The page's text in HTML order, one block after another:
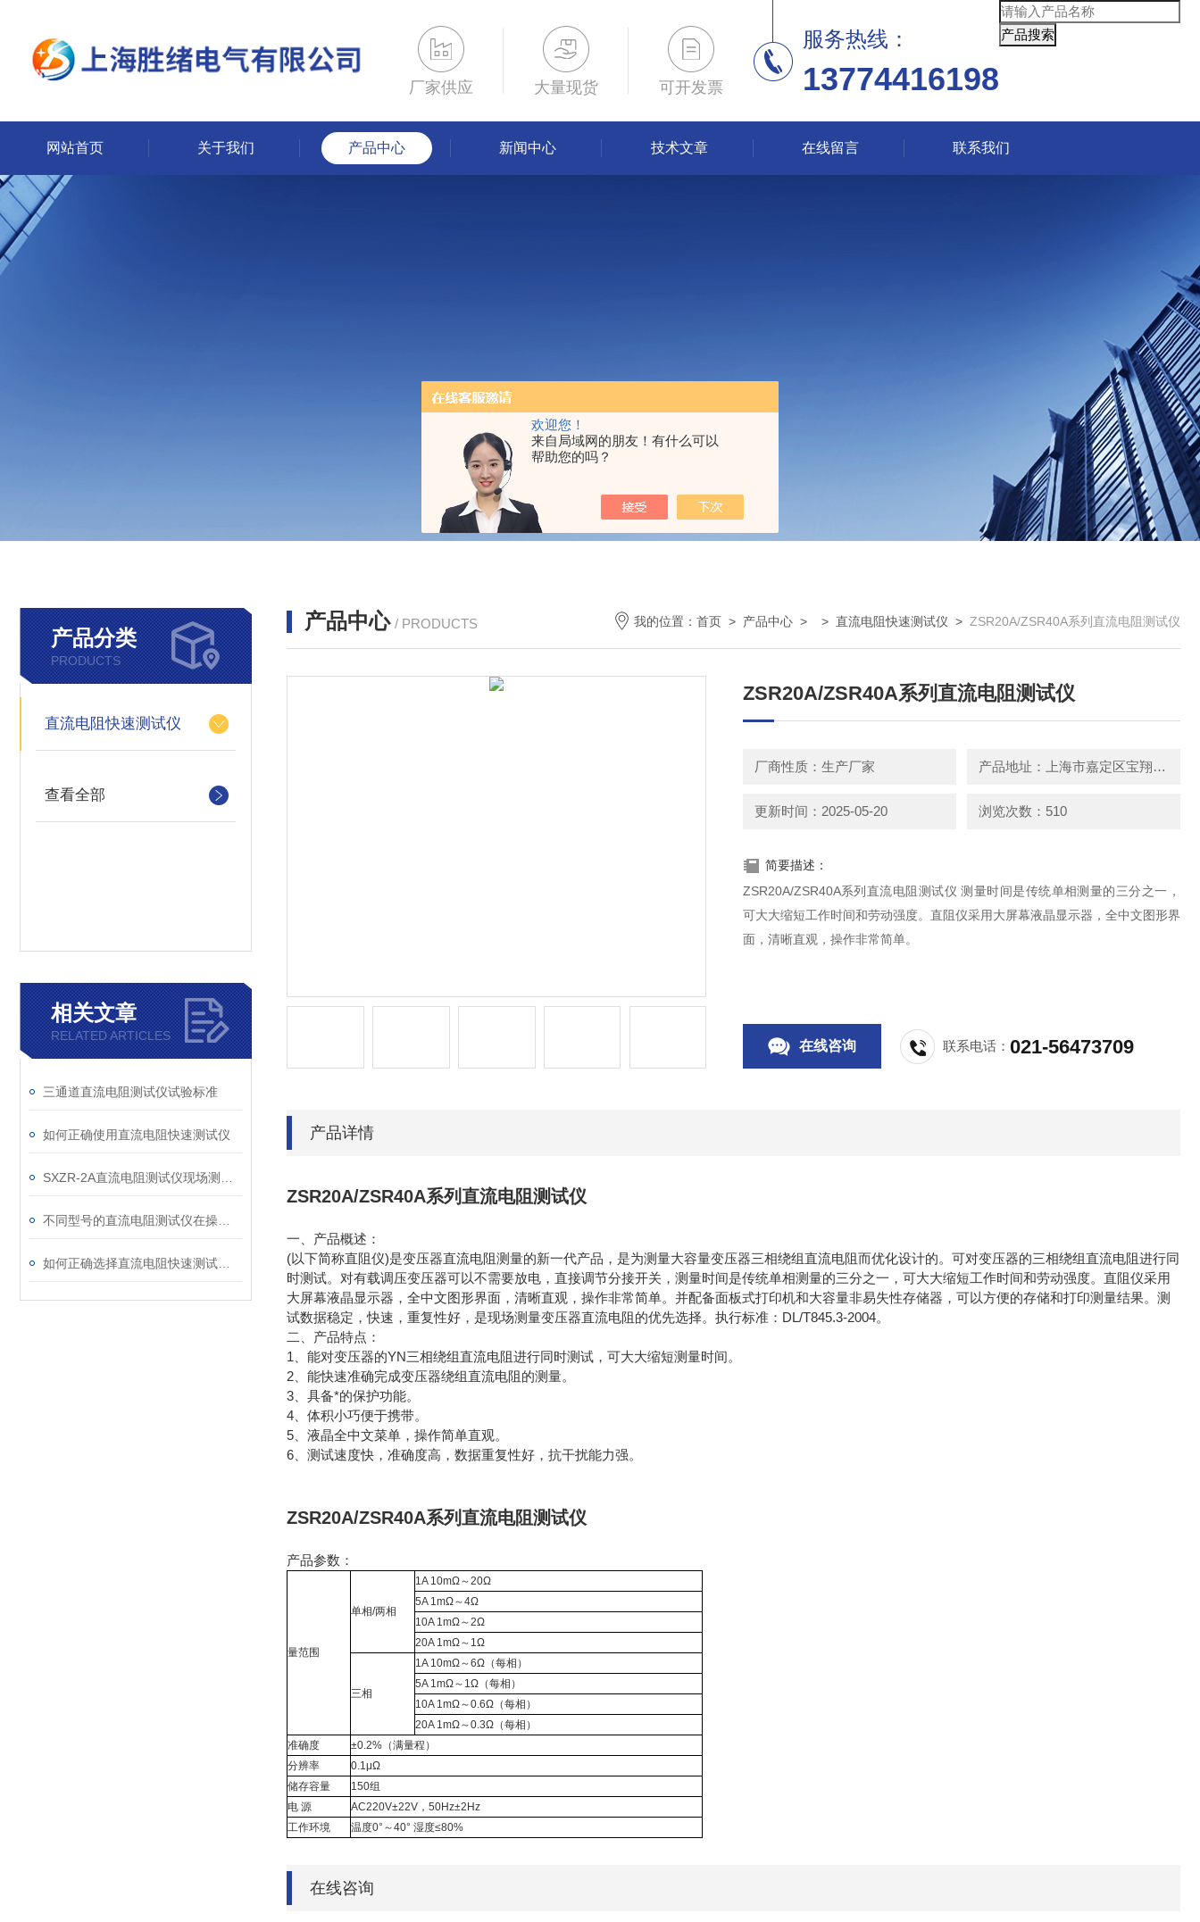
欢迎您！
来自局域网的朋友！有什么可以
帮助您的吗？
厂家供应 大量现货 可开发票
服务热线：
13774416198
网站首页 关于我们 产品中心 新闻中心 技术文章 在线留言 联系我们
产品分类
PRODUCTS
直流电阻快速测试仪
查看全部
相关文章
RELATED ARTICLES
三通道直流电阻测试仪试验标准
如何正确使用直流电阻快速测试仪
产品中心 / PRODUCTS 我的位置： 首页 > 产品中心 > > 直流电阻快速测试仪 > ZSR20A/ZSR40A系列直流电阻测试仪
ZSR20A/ZSR40A系列直流电阻测试仪
厂商性质：生产厂家 产品地址：上海市嘉定区宝翔路158号
更新时间：2025-05-20 浏览次数：510
简要描述：
ZSR20A/ZSR40A系列直流电阻测试仪 测量时间是传统单相测量的三分之一，
可大大缩短工作时间和劳动强度。直阻仪采用大屏幕液晶显示器，全中文图形界
面，清晰直观，操作非常简单。
在线咨询 联系电话：021-56473709
产品详情
ZSR20A/ZSR40A系列直流电阻测试仪
一、产品概述：
(以下简称直阻仪)是变压器直流电阻测量的新一代产品，是为测量大容量变压器三相绕组直流电阻而优化设计的。可对变压器的三相绕组直流电阻进行同
时测试。对有载调压变压器可以不需要放电，直接调节分接开关，测量时间是传统单相测量的三分之一，可大大缩短工作时间和劳动强度。直阻仪采用
大屏幕液晶显示器，全中文图形界面，清晰直观，操作非常简单。并配备面板式打印机和大容量非易失性存储器，可以方便的存储和打印测量结果。测
试数据稳定，快速，重复性好，是现场测量变压器直流电阻的优先选择。执行标准：DL/T845.3-2004。
二、产品特点：
1、能对变压器的YN三相绕组直流电阻进行同时测试，可大大缩短测量时间。
2、能快速准确完成变压器绕组直流电阻的测量。
3、具备*的保护功能。
4、体积小巧便于携带。
5、液晶全中文菜单，操作简单直观。
6、测试速度快，准确度高，数据重复性好，抗干扰能力强。
ZSR20A/ZSR40A系列直流电阻测试仪
产品参数：
量范围
单相/两相
1A 10mΩ～20Ω
5A 1mΩ～4Ω
10A 1mΩ～2Ω
20A 1mΩ～1Ω
三相
1A 10mΩ～6Ω（每相）
5A 1mΩ～1Ω（每相）
10A 1mΩ～0.6Ω（每相）
20A 1mΩ～0.3Ω（每相）
准确度
±0.2%（满量程）
分辨率
0.1μΩ
储存容量
150组
电 源
AC220V±22V，50Hz±2Hz
工作环境
温度0°～40° 湿度≤80%
在线咨询